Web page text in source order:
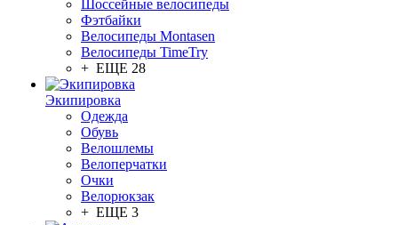
Шоссейные велосипеды
Фэтбайки
Велосипеды Montasen
Велосипеды TimeTry
+ ЕЩЕ 28
Экипировка
Одежда
Обувь
Велошлемы
Велоперчатки
Очки
Велорюкзак
+ ЕЩЕ 3